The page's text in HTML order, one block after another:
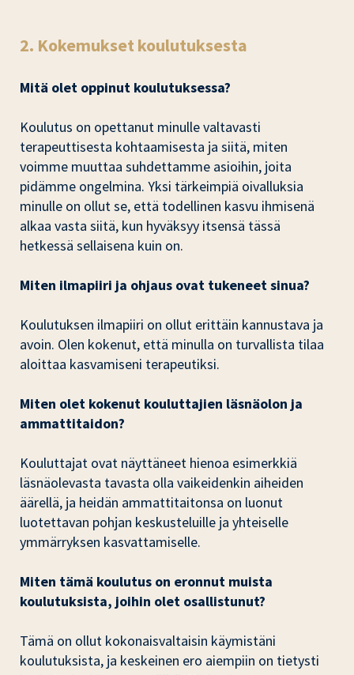
2. Kokemukset koulutuksesta
Mitä olet oppinut koulutuksessa?
Koulutus on opettanut minulle valtavasti
terapeuttisesta kohtaamisesta ja siitä, miten
voimme muuttaa suhdettamme asioihin, joita
pidämme ongelmina. Yksi tärkeimpiä oivalluksia
minulle on ollut se, että todellinen kasvu ihmisenä
alkaa vasta siitä, kun hyväksyy itsensä tässä
hetkessä sellaisena kuin on.
Miten ilmapiiri ja ohjaus ovat tukeneet sinua?
Koulutuksen ilmapiiri on ollut erittäin kannustava ja
avoin. Olen kokenut, että minulla on turvallista tilaa
aloittaa kasvamiseni terapeutiksi.
Miten olet kokenut kouluttajien läsnäolon ja
ammattitaidon?
Kouluttajat ovat näyttäneet hienoa esimerkkiä
läsnäolevasta tavasta olla vaikeidenkin aiheiden
äärellä, ja heidän ammattitaitonsa on luonut
luotettavan pohjan keskusteluille ja yhteiselle
ymmärryksen kasvattamiselle.
Miten tämä koulutus on eronnut muista
koulutuksista, joihin olet osallistunut?
Tämä on ollut kokonaisvaltaisin käymistäni
koulutuksista, ja keskeinen ero aiempiin on tietysti